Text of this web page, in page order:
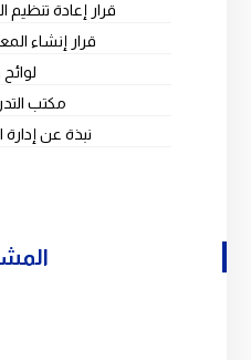
قرار إعادة تنظيم
قرار إنشاء
مكتب
نبذة عن إدارة